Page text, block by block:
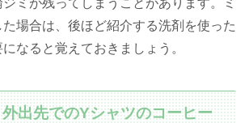
場合は、後ほど紹介する洗剤を使った
なると覚えておきましょう。
出先でのYシャツのコーヒー